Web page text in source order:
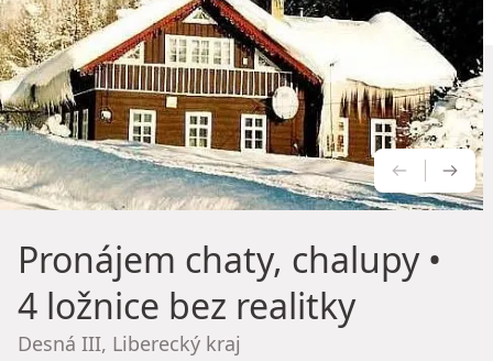
Pronájem chaty, chalupy•
4 ložnice bez realitky
Desná III, Liberecký kraj